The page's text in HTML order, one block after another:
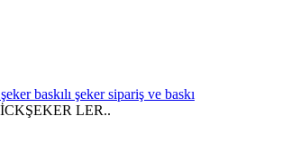
baskılı şeker sipariş ve baskı
LER..